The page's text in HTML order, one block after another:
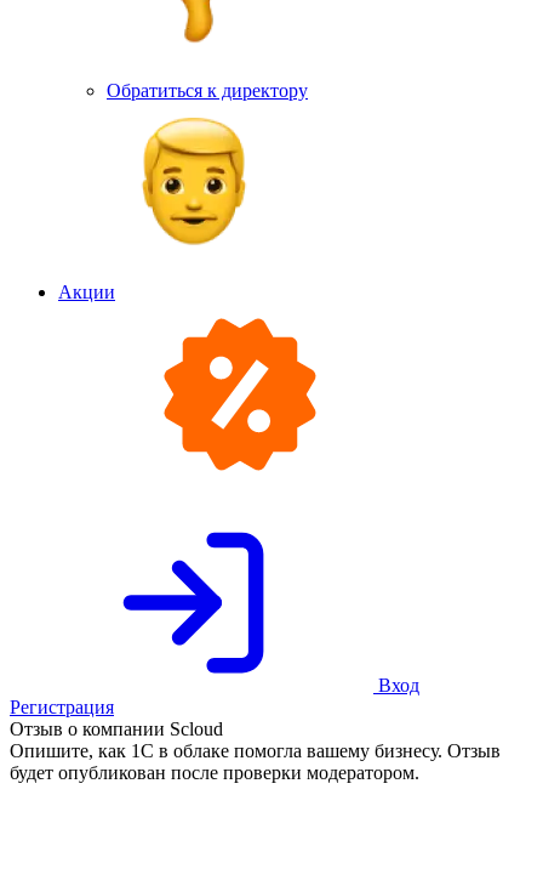
Обратиться к директору
Акции
Вход
Регистрация
Отзыв о компании Scloud
Опишите, как 1С в облаке помогла вашему бизнесу. Отзыв
будет опубликован после проверки модератором.